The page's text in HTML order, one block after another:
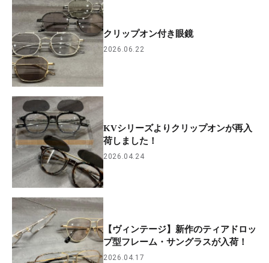
クリップオン付き眼鏡
2026.06.22
KVシリーズよりクリップオンが再入
荷しました！
2026.04.24
【ヴィンテージ】新作のティアドロッ
プ型フレーム・サングラスが入荷！
2026.04.17